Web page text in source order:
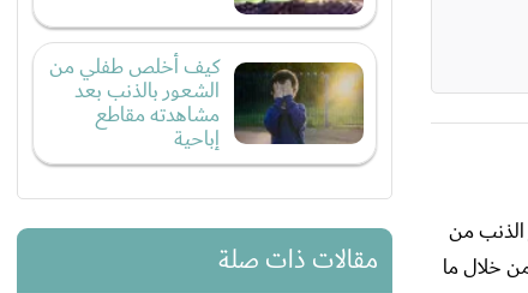
الذنب من
خلال ما
كيف أخلص طفلي من
الشعور بالذنب بعد
مشاهدته مقاطع
إباحية
مقالات ذات صلة